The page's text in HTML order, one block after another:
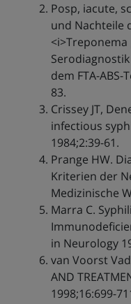
Posp, iacute,
und Nachteile
dem FTA-
83.
Crissey JT,
infectious
1984;2:39-61.
Prange HW.
Kriterien der
Medizinische
Marra C.
in Neurology
van Voorst
AND
1998;16:699-